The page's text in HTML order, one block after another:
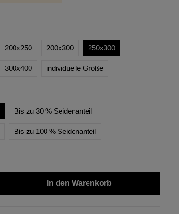
200x250 200x300 250x300
300x400 individuelle Größe
Bis zu 30 % Seidenanteil
Bis zu 100 % Seidenanteil
In den Warenkorb